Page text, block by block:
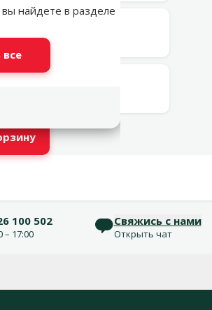
найдете в разделе
100 502
– 17:00
Свяжись с нами
Открыть чат